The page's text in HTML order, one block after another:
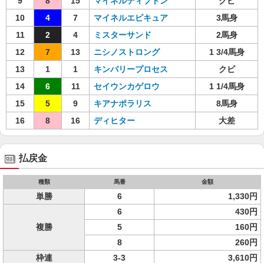
10
4 7 マイネルエピキュア
3馬身
11
2 4 ミスターサンド
2馬身
12
7 13 ニシノストロング
1 3/4馬身
13
1 1 キンバリープロセス
クビ
14
6 11 セイウンカゲロウ
1 1/4馬身
15
5 9 キアナポラリス
8馬身
16
8 16 ディヒター 大差
払戻金
種類 馬番 金額
単勝 6 1,330円
複勝
6
430円
5
160円
8
260円
枠連
3-3
3,610円